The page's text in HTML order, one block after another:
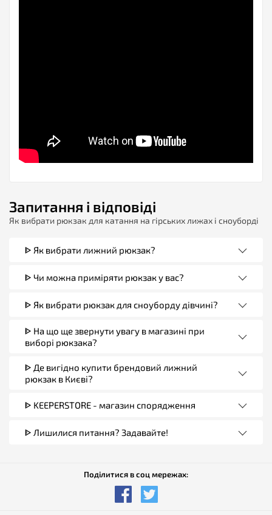
Запитання і відповіді
Як вибрати рюкзак для катання на гірських лижах і сноуборді
ᐈ Як вибрати лижний рюкзак?
ᐈ Чи можна приміряти рюкзак у вас?
ᐈ Як вибрати рюкзак для сноуборду дівчині?
ᐈ На що ще звернути увагу в магазині при
виборі рюкзака?
ᐈ Де вигідно купити брендовий лижний
рюкзак в Києві?
ᐈ KEEPERSTORE - магазин спорядження
ᐈ Лишилися питання? Задавайте!
Поділитися в соц мережах: